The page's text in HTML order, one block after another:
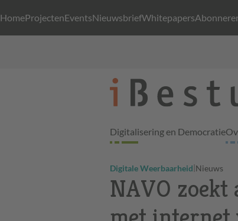
HomeProjectenEventsNieuwsbriefWhitepapers
Digitalisering en Democratie
Digitale Weerbaarheid|Nieuws
NAVO zoekt